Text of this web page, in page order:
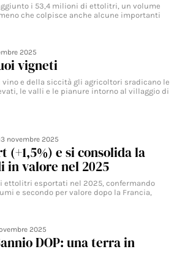
i 53,4 milioni di ettolitri, un volume
che colpisce anche alcune importanti
2025
vigneti
e della siccità gli agricoltori sradicano le
le valli e le pianure intorno al villaggio di
novembre 2025
e si consolida la
valore nel 2025
ettolitri esportati nel 2025, confermando
e secondo per valore dopo la Francia,
2025
DOP: una terra in